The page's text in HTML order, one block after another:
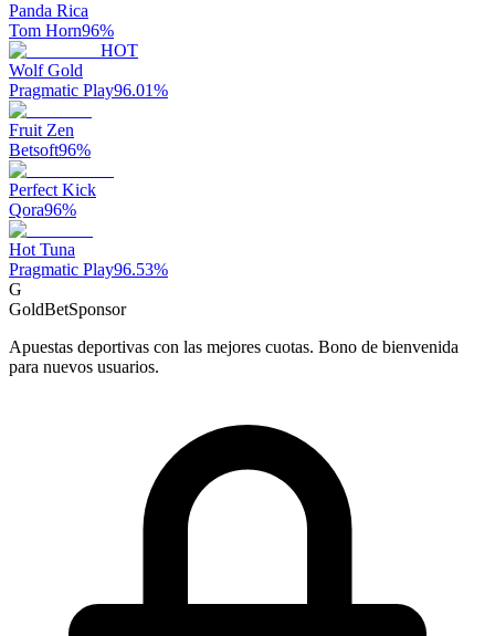
Panda Rica
Tom Horn96%
HOT
Wolf Gold
Pragmatic Play96.01%
Fruit Zen
Betsoft96%
Perfect Kick
Qora96%
Hot Tuna
Pragmatic Play96.53%
G
GoldBetSponsor
Apuestas deportivas con las mejores cuotas. Bono de bienvenida
para nuevos usuarios.